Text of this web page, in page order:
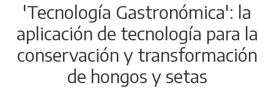
'Tecnología Gastronómica': la
aplicación de tecnología para la
conservación y transformación
de hongos y setas